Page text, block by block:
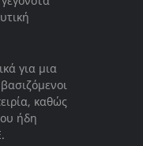
για μια
καθώς
ήδη